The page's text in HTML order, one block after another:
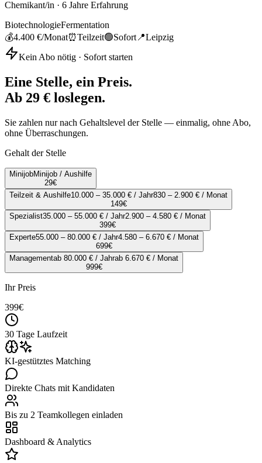
Chemikant/in · 6 Jahre Erfahrung
BiotechnologieFermentation
💰4.400 €/Monat⏰Teilzeit🟢Sofort 📍Leipzig
Kein Abo nötig · Sofort starten
Eine Stelle, ein Preis.
Ab 29 € loslegen.
Sie zahlen nur nach Gehaltslevel der Stelle — einmalig, ohne Abo,
ohne Überraschungen.
Gehalt der Stelle
MinijobMinijob / Aushilfe
29€
Teilzeit & Aushilfe10.000 – 35.000 € / Jahr830 – 2.900 € / Monat
149€
Spezialist35.000 – 55.000 € / Jahr2.900 – 4.580 € / Monat
399€
Experte55.000 – 80.000 € / Jahr4.580 – 6.670 € / Monat
699€
Managementab 80.000 € / Jahrab 6.670 € / Monat
999€
Ihr Preis
399€
30 Tage Laufzeit
KI-gestütztes Matching
Direkte Chats mit Kandidaten
Bis zu 2 Teamkollegen einladen
Dashboard & Analytics